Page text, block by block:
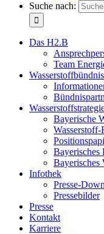
Suche nach:
Das H2.B
Team
Wasserstoffbündnis
Bayerische
Bayerisches
Bayerisches
Infothek
Presse-
Pressebilder
Presse
Kontakt
Karriere